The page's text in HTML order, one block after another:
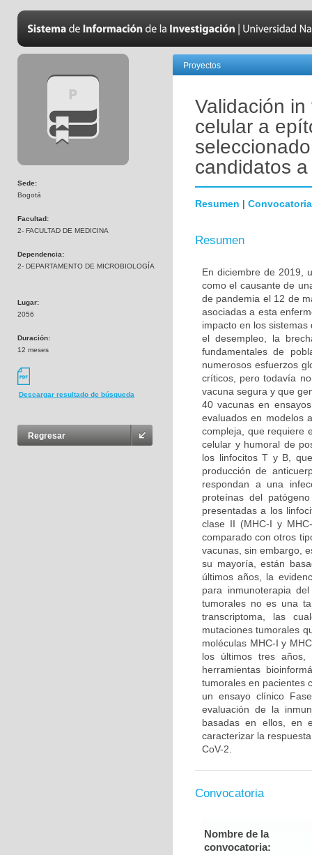
Sede:
Bogotá
Facultad:
2- FACULTAD DE MEDICINA
Dependencia:
2- DEPARTAMENTO DE MICROBIOLOGÍA
Lugar:
2056
Duración:
12 meses
Descargar resultado de búsqueda
Regresar
Proyectos
Validación
celular a
candidatos
Resumen | Convocatoria
Resumen
En diciembre de 2019,
como el causante de
de pandemia el 12 de
asociadas a esta
impacto en los
el desempleo, la
fundamentales de
numerosos esfuerzos
críticos, pero todavía
vacuna segura y que
40 vacunas en
evaluados en modelos
compleja, que requiere
celular y humoral de
los linfocitos T y B,
producción de
respondan a una
proteínas del
presentadas a los
clase II (MHC-I y
comparado con otros
vacunas, sin embargo,
su mayoría, están
últimos años, la
para inmunoterapia
tumorales no es una
transcriptoma, las
mutaciones tumorales
moléculas MHC-I y
los últimos tres años,
herramientas
tumorales en pacientes
un ensayo clínico
evaluación de la
basadas en ellos, en
caracterizar la
CoV-2.
Convocatoria
Nombre de la
convocatoria: